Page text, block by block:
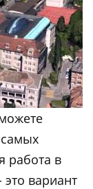
самых
работа в
вариант